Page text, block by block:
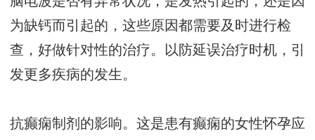
为缺钙而引起的，这些原因都需要及时进行检
查，好做针对性的治疗。以防延误治疗时机，引
发更多疾病的发生。
抗癫痫制剂的影响。这是患有癫痫的女性怀孕应